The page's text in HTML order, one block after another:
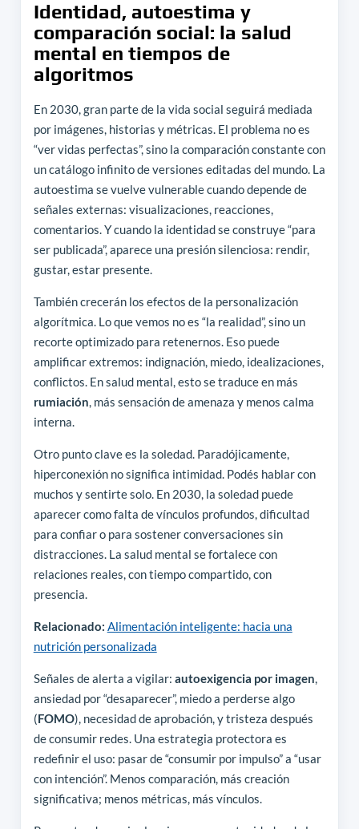
Identidad, autoestima y
comparación social: la salud
mental en tiempos de
algoritmos
En 2030, gran parte de la vida social seguirá mediada
por imágenes, historias y métricas. El problema no es
“ver vidas perfectas”, sino la comparación constante con
un catálogo infinito de versiones editadas del mundo. La
autoestima se vuelve vulnerable cuando depende de
señales externas: visualizaciones, reacciones,
comentarios. Y cuando la identidad se construye “para
ser publicada”, aparece una presión silenciosa: rendir,
gustar, estar presente.
También crecerán los efectos de la personalización
algorítmica. Lo que vemos no es “la realidad”, sino un
recorte optimizado para retenernos. Eso puede
amplificar extremos: indignación, miedo, idealizaciones,
conflictos. En salud mental, esto se traduce en más
rumiación, más sensación de amenaza y menos calma
interna.
Otro punto clave es la soledad. Paradójicamente,
hiperconexión no significa intimidad. Podés hablar con
muchos y sentirte solo. En 2030, la soledad puede
aparecer como falta de vínculos profundos, dificultad
para confiar o para sostener conversaciones sin
distracciones. La salud mental se fortalece con
relaciones reales, con tiempo compartido, con
presencia.
Relacionado: Alimentación inteligente: hacia una
nutrición personalizada
Señales de alerta a vigilar: autoexigencia por imagen,
ansiedad por “desaparecer”, miedo a perderse algo
(FOMO), necesidad de aprobación, y tristeza después
de consumir redes. Una estrategia protectora es
redefinir el uso: pasar de “consumir por impulso” a “usar
con intención”. Menos comparación, más creación
significativa; menos métricas, más vínculos.